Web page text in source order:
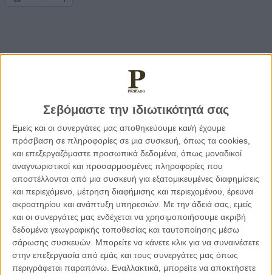
Σεβόμαστε την ιδιωτικότητά σας
Εμείς και οι συνεργάτες μας αποθηκεύουμε και/ή έχουμε
πρόσβαση σε πληροφορίες σε μια συσκευή, όπως τα cookies,
και επεξεργαζόμαστε προσωπικά δεδομένα, όπως μοναδικοί
αναγνωριστικοί και προσαρμοσμένες πληροφορίες που
αποστέλλονται από μια συσκευή για εξατομικευμένες διαφημίσεις
και περιεχόμενο, μέτρηση διαφήμισης και περιεχομένου, έρευνα
ακροατηρίου και ανάπτυξη υπηρεσιών. Με την άδειά σας, εμείς
και οι συνεργάτες μας ενδέχεται να χρησιμοποιήσουμε ακριβή
δεδομένα γεωγραφικής τοποθεσίας και ταυτοποίησης μέσω
σάρωσης συσκευών. Μπορείτε να κάνετε κλικ για να συναινέσετε
στην επεξεργασία από εμάς και τους συνεργάτες μας όπως
περιγράφεται παραπάνω. Εναλλακτικά, μπορείτε να αποκτήσετε
04.08.2026, 11:30